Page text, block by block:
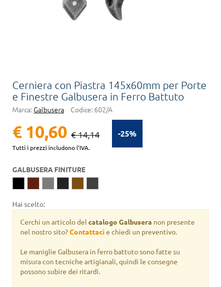
Cerniera con Piastra 145x60mm per Porte
e Finestre Galbusera in Ferro Battuto
Marca: Galbusera Codice: 602/A
-25%
€ 10,60 € 14,14
Tutti i prezzi includono l'IVA.
GALBUSERA FINITURE
Hai scelto:
Cerchi un articolo del catalogo Galbusera non presente
nel nostro sito?Contattacie chiedi un preventivo.
Le maniglie Galbusera in ferro battuto sono fatte su
misura con tecniche artigianali, quindi le consegne
possono subire dei ritardi.